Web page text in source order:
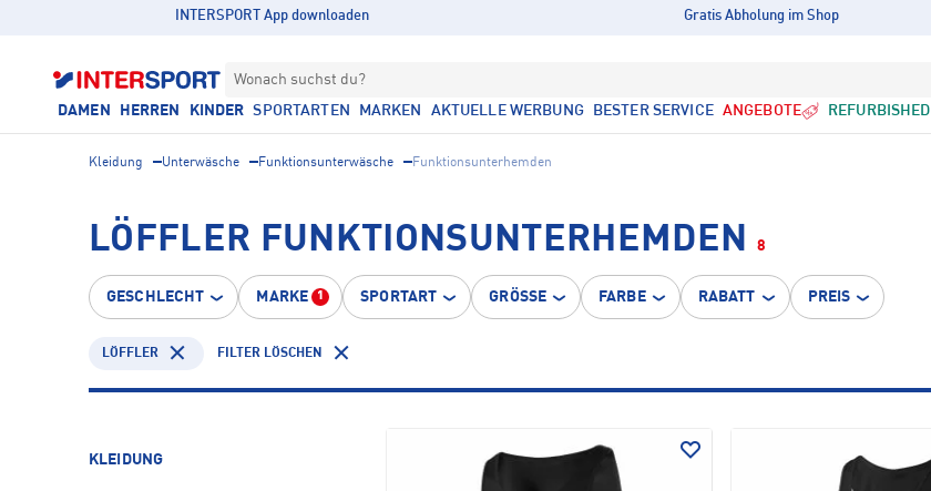
INTERSPORT App downloaden Gratis Abholung im Shop
Wonach suchst du?
DAMEN HERREN KINDER SPORTARTEN MARKEN AKTUELLE WERBUNG BESTER SERVICE ANGEBOTE REFURBISHED
Kleidung Unterwäsche Funktionsunterwäsche Funktionsunterhemden
LÖFFLER FUNKTIONSUNTERHEMDEN 8
GESCHLECHT MARKE 1 SPORTART GRÖSSE FARBE RABATT PREIS
LÖFFLER FILTER LÖSCHEN
KLEIDUNG